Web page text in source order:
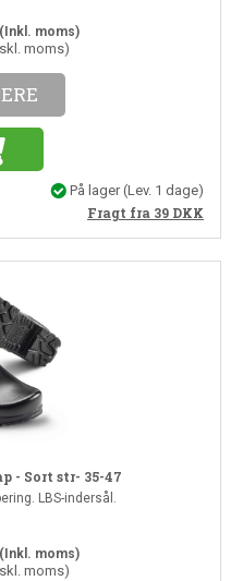
moms)
moms)
På lager(Lev. 1 dage)
Fragt fra 39 DKK
- Sort str- 35-47
LBS-indersål.
moms)
moms)